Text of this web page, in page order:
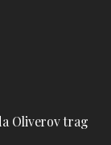
Oliverov trag